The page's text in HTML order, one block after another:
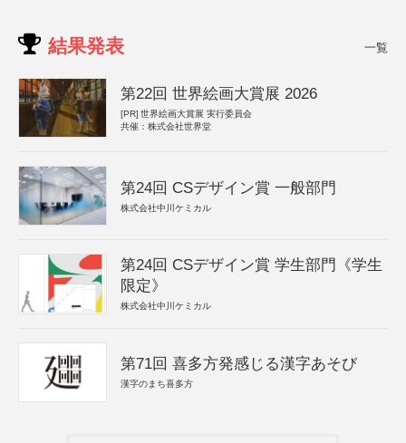
結果発表 一覧
第22回 世界絵画大賞展 2026
[PR] 世界絵画大賞展 実行委員会
共催：株式会社世界堂
第24回 CSデザイン賞 一般部門
株式会社中川ケミカル
第24回 CSデザイン賞 学生部門《学生
限定》
株式会社中川ケミカル
第71回 喜多方発感じる漢字あそび
漢字のまち喜多方